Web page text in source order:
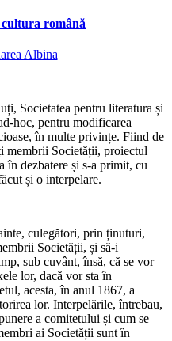
română
Societatea pentru literatura și
hoc, pentru modificarea
în multe privințe. Fiind de
membrii Societății, proiectul
în dezbatere și s-a primit, cu
și o interpelare.
culegători, prin ținuturi,
Societății, și să-i
sub cuvânt, însă, că se vor
lor, dacă vor sta în
acesta, în anul 1867, a
lor. Interpelările, întrebau,
a comitetului și cum se
ai Societății sunt în